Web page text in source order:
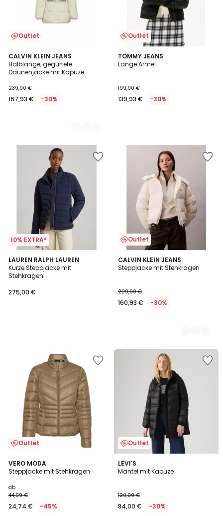
Outlet
CALVIN KLEIN JEANS
Halblange, gegürtete
Daunenjacke mit Kapuze
239,90 €
167,93 € -30%
2
Farben
Outlet
TOMMY JEANS
Lange Ärmel
199,90 €
139,93 € -30%
10% EXTRA*
LAUREN RALPH LAUREN
Kurze Steppjacke mit
Stehkragen
275,00 €
Outlet
CALVIN KLEIN JEANS
Steppjacke mit Stehkragen
229,90 €
160,93 € -30%
2
Farben
Outlet
VERO MODA
Steppjacke mit Stehkragen
ab
44,99 €
24,74 € -45%
4,5
/ 5
2
Farben
Outlet
LEVI'S
Mantel mit Kapuze
120,00 €
84,00 € -30%
4,8
/ 5